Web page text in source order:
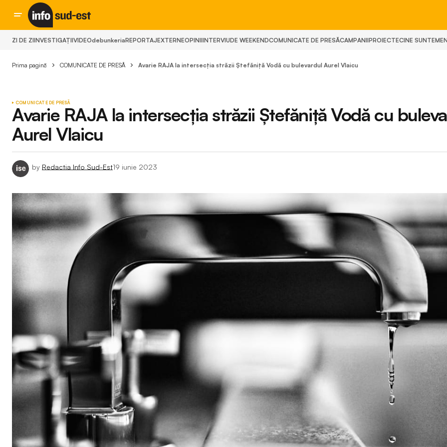
ZI DE ZIINVESTIGAȚIIVIDEOdebunkeriaREPORTAJEXTERNEOPINIIINTERVIUDE WEEKENDCOMUNICATE DE PRESĂCAMPANIIPROIECTECINE SUNTEM
Prima pagină COMUNICATE DE PRESĂ Avarie RAJA la intersecția străzii Ștefăniță Vodă cu bulevardul Aurel Vlaicu
COMUNICATE DE PRESĂ
Avarie RAJA la intersecția străzii Ștefăniță Vodă cu
Aurel Vlaicu
by Redactia Info Sud-Est19 iunie 2023